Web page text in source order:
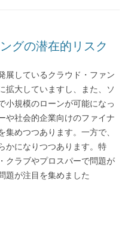
グの潜在的リスク
展しているクラウド・ファン
拡大していますし、また、ソ
小規模のローンが可能になっ
や社会的企業向けのファイナ
集めつつあります。一方で、
かになりつつあります。特
クラブやプロスパーで問題が
題が注目を集めました